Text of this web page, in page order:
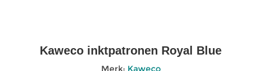
Kaweco inktpatronen Royal Blue
Merk: Kaweco